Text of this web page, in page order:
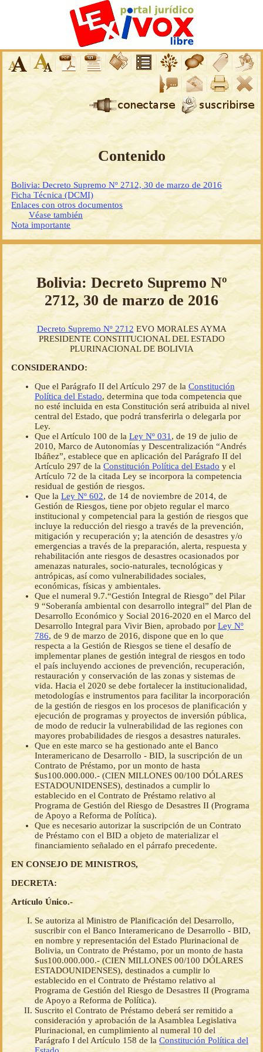
Contenido
Bolivia: Decreto Supremo Nº 2712, 30 de marzo de 2016
Ficha Técnica (DCMI)
Enlaces con otros documentos
Véase también
Nota importante
Bolivia: Decreto Supremo Nº
2712, 30 de marzo de 2016
Decreto Supremo Nº 2712 EVO MORALES AYMA
PRESIDENTE CONSTITUCIONAL DEL ESTADO
PLURINACIONAL DE BOLIVIA
CONSIDERANDO:
Que el Parágrafo II del Artículo 297 de la Constitución
Política del Estado, determina que toda competencia que
no esté incluida en esta Constitución será atribuida al nivel
central del Estado, que podrá transferirla o delegarla por
Ley.
Que el Artículo 100 de la Ley Nº 031 , de 19 de julio de
2010, Marco de Autonomías y Descentralización “Andrés
Ibáñez”, establece que en aplicación del Parágrafo II del
Artículo 297 de la Constitución Política del Estado y el
Artículo 72 de la citada Ley se incorpora la competencia
residual de gestión de riesgos.
Que la Ley Nº 602, de 14 de noviembre de 2014, de
Gestión de Riesgos, tiene por objeto regular el marco
institucional y competencial para la gestión de riesgos que
incluye la reducción del riesgo a través de la prevención,
mitigación y recuperación y; la atención de desastres y/o
emergencias a través de la preparación, alerta, respuesta y
rehabilitación ante riesgos de desastres ocasionados por
amenazas naturales, socio-naturales, tecnológicas y
antrópicas, así como vulnerabilidades sociales,
económicas, físicas y ambientales.
Que el numeral 9.7.“Gestión Integral de Riesgo” del Pilar
9 “Soberanía ambiental con desarrollo integral” del Plan de
Desarrollo Económico y Social 2016-2020 en el Marco del
Desarrollo Integral para Vivir Bien, aprobado por Ley Nº
786, de 9 de marzo de 2016, dispone que en lo que
respecta a la Gestión de Riesgos se tiene el desafío de
implementar planes de gestión integral de riesgos en todo
el país incluyendo acciones de prevención, recuperación,
restauración y conservación de las zonas y sistemas de
vida. Hacia el 2020 se debe fortalecer la institucionalidad,
metodologías e instrumentos para facilitar la incorporación
de la gestión de riesgos en los procesos de planificación y
ejecución de programas y proyectos de inversión pública,
de modo de reducir la vulnerabilidad de las regiones con
mayores probabilidades de riesgos a desastres naturales.
Que en este marco se ha gestionado ante el Banco
Interamericano de Desarrollo - BID, la suscripción de un
Contrato de Préstamo, por un monto de hasta
$us100.000.000.- (CIEN MILLONES 00/100 DÓLARES
ESTADOUNIDENSES), destinados a cumplir lo
establecido en el Contrato de Préstamo relativo al
Programa de Gestión del Riesgo de Desastres II (Programa
de Apoyo a Reforma de Política).
Que es necesario autorizar la suscripción de un Contrato
de Préstamo con el BID a objeto de materializar el
financiamiento señalado en el párrafo precedente.
EN CONSEJO DE MINISTROS,
DECRETA:
Artículo Único.-
Se autoriza al Ministro de Planificación del Desarrollo,
suscribir con el Banco Interamericano de Desarrollo - BID,
en nombre y representación del Estado Plurinacional de
Bolivia, un Contrato de Préstamo, por un monto de hasta
$us100.000.000.- (CIEN MILLONES 00/100 DÓLARES
ESTADOUNIDENSES), destinados a cumplir lo
establecido en el Contrato de Préstamo relativo al
Programa de Gestión del Riesgo de Desastres II (Programa
de Apoyo a Reforma de Política).
Suscrito el Contrato de Préstamo deberá ser remitido a
consideración y aprobación de la Asamblea Legislativa
Plurinacional, en cumplimiento al numeral 10 del
Parágrafo I del Artículo 158 de la Constitución Política del